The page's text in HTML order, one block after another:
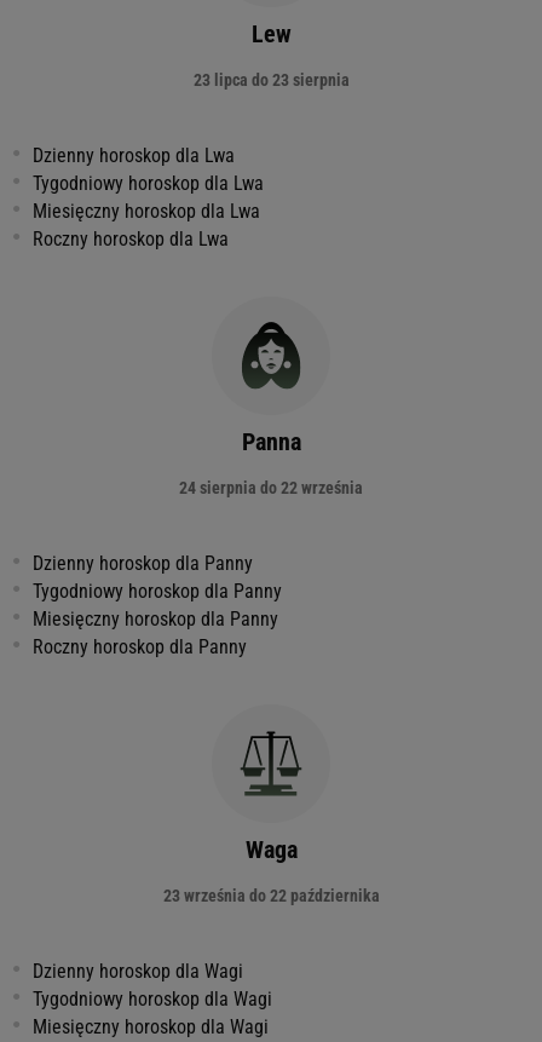
Lew
23 lipca do 23 sierpnia
Dzienny horoskop dla Lwa
Tygodniowy horoskop dla Lwa
Miesięczny horoskop dla Lwa
Roczny horoskop dla Lwa
Panna
24 sierpnia do 22 września
Dzienny horoskop dla Panny
Tygodniowy horoskop dla Panny
Miesięczny horoskop dla Panny
Roczny horoskop dla Panny
Waga
23 września do 22 października
Dzienny horoskop dla Wagi
Tygodniowy horoskop dla Wagi
Miesięczny horoskop dla Wagi